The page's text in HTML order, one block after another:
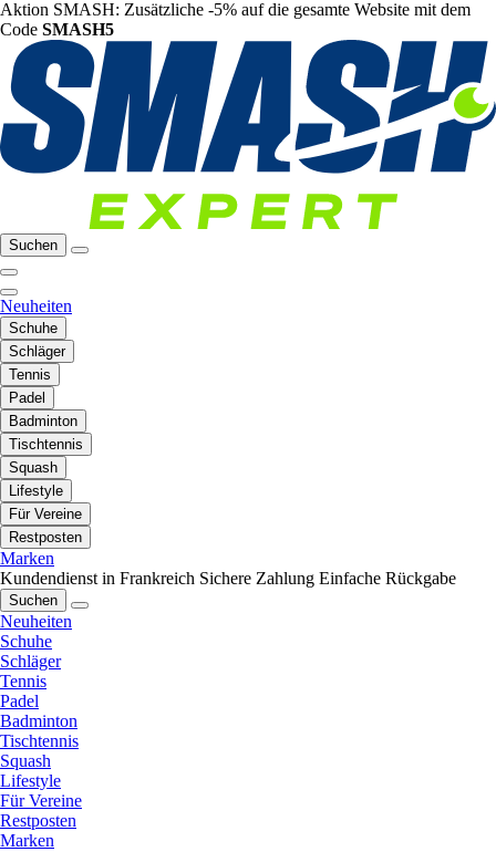
Aktion SMASH: Zusätzliche -5% auf die gesamte Website mit dem
Code SMASH5
Suchen
Neuheiten
Schuhe
Schläger
Tennis
Padel
Badminton
Tischtennis
Squash
Lifestyle
Für Vereine
Restposten
Marken
Kundendienst in Frankreich Sichere Zahlung Einfache Rückgabe
Suchen
Neuheiten
Schuhe
Schläger
Tennis
Padel
Badminton
Tischtennis
Squash
Lifestyle
Für Vereine
Restposten
Marken